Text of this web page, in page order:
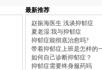
最新推荐
赵振海医生 浅谈抑郁症
夏老湿:我与抑郁症
抑郁症能彻底治愈吗?
带着抑郁症上班是怎样的
如何自己诊断抑郁症？
抑郁症需要终身服药吗